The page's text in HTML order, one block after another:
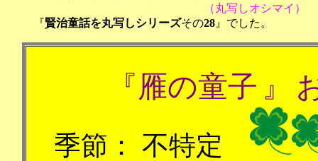
（丸写しオシマイ）
『賢治童話を丸写しシリーズその28 』でした。
『雁の童子 』
季節： 不特定